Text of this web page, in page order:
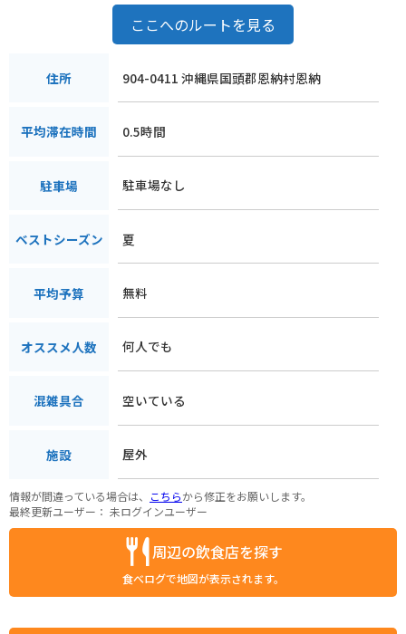
ここへのルートを見る
住所 904-0411 沖縄県国頭郡恩納村恩納
平均滞在時間 0.5時間
駐車場 駐車場なし
ベストシーズン 夏
平均予算 無料
オススメ人数 何人でも
混雑具合 空いている
施設 屋外
情報が間違っている場合は、 こちらから修正をお願いします。
最終更新ユーザー： 未ログインユーザー
周辺の飲食店を探す
食べログで地図が表示されます。